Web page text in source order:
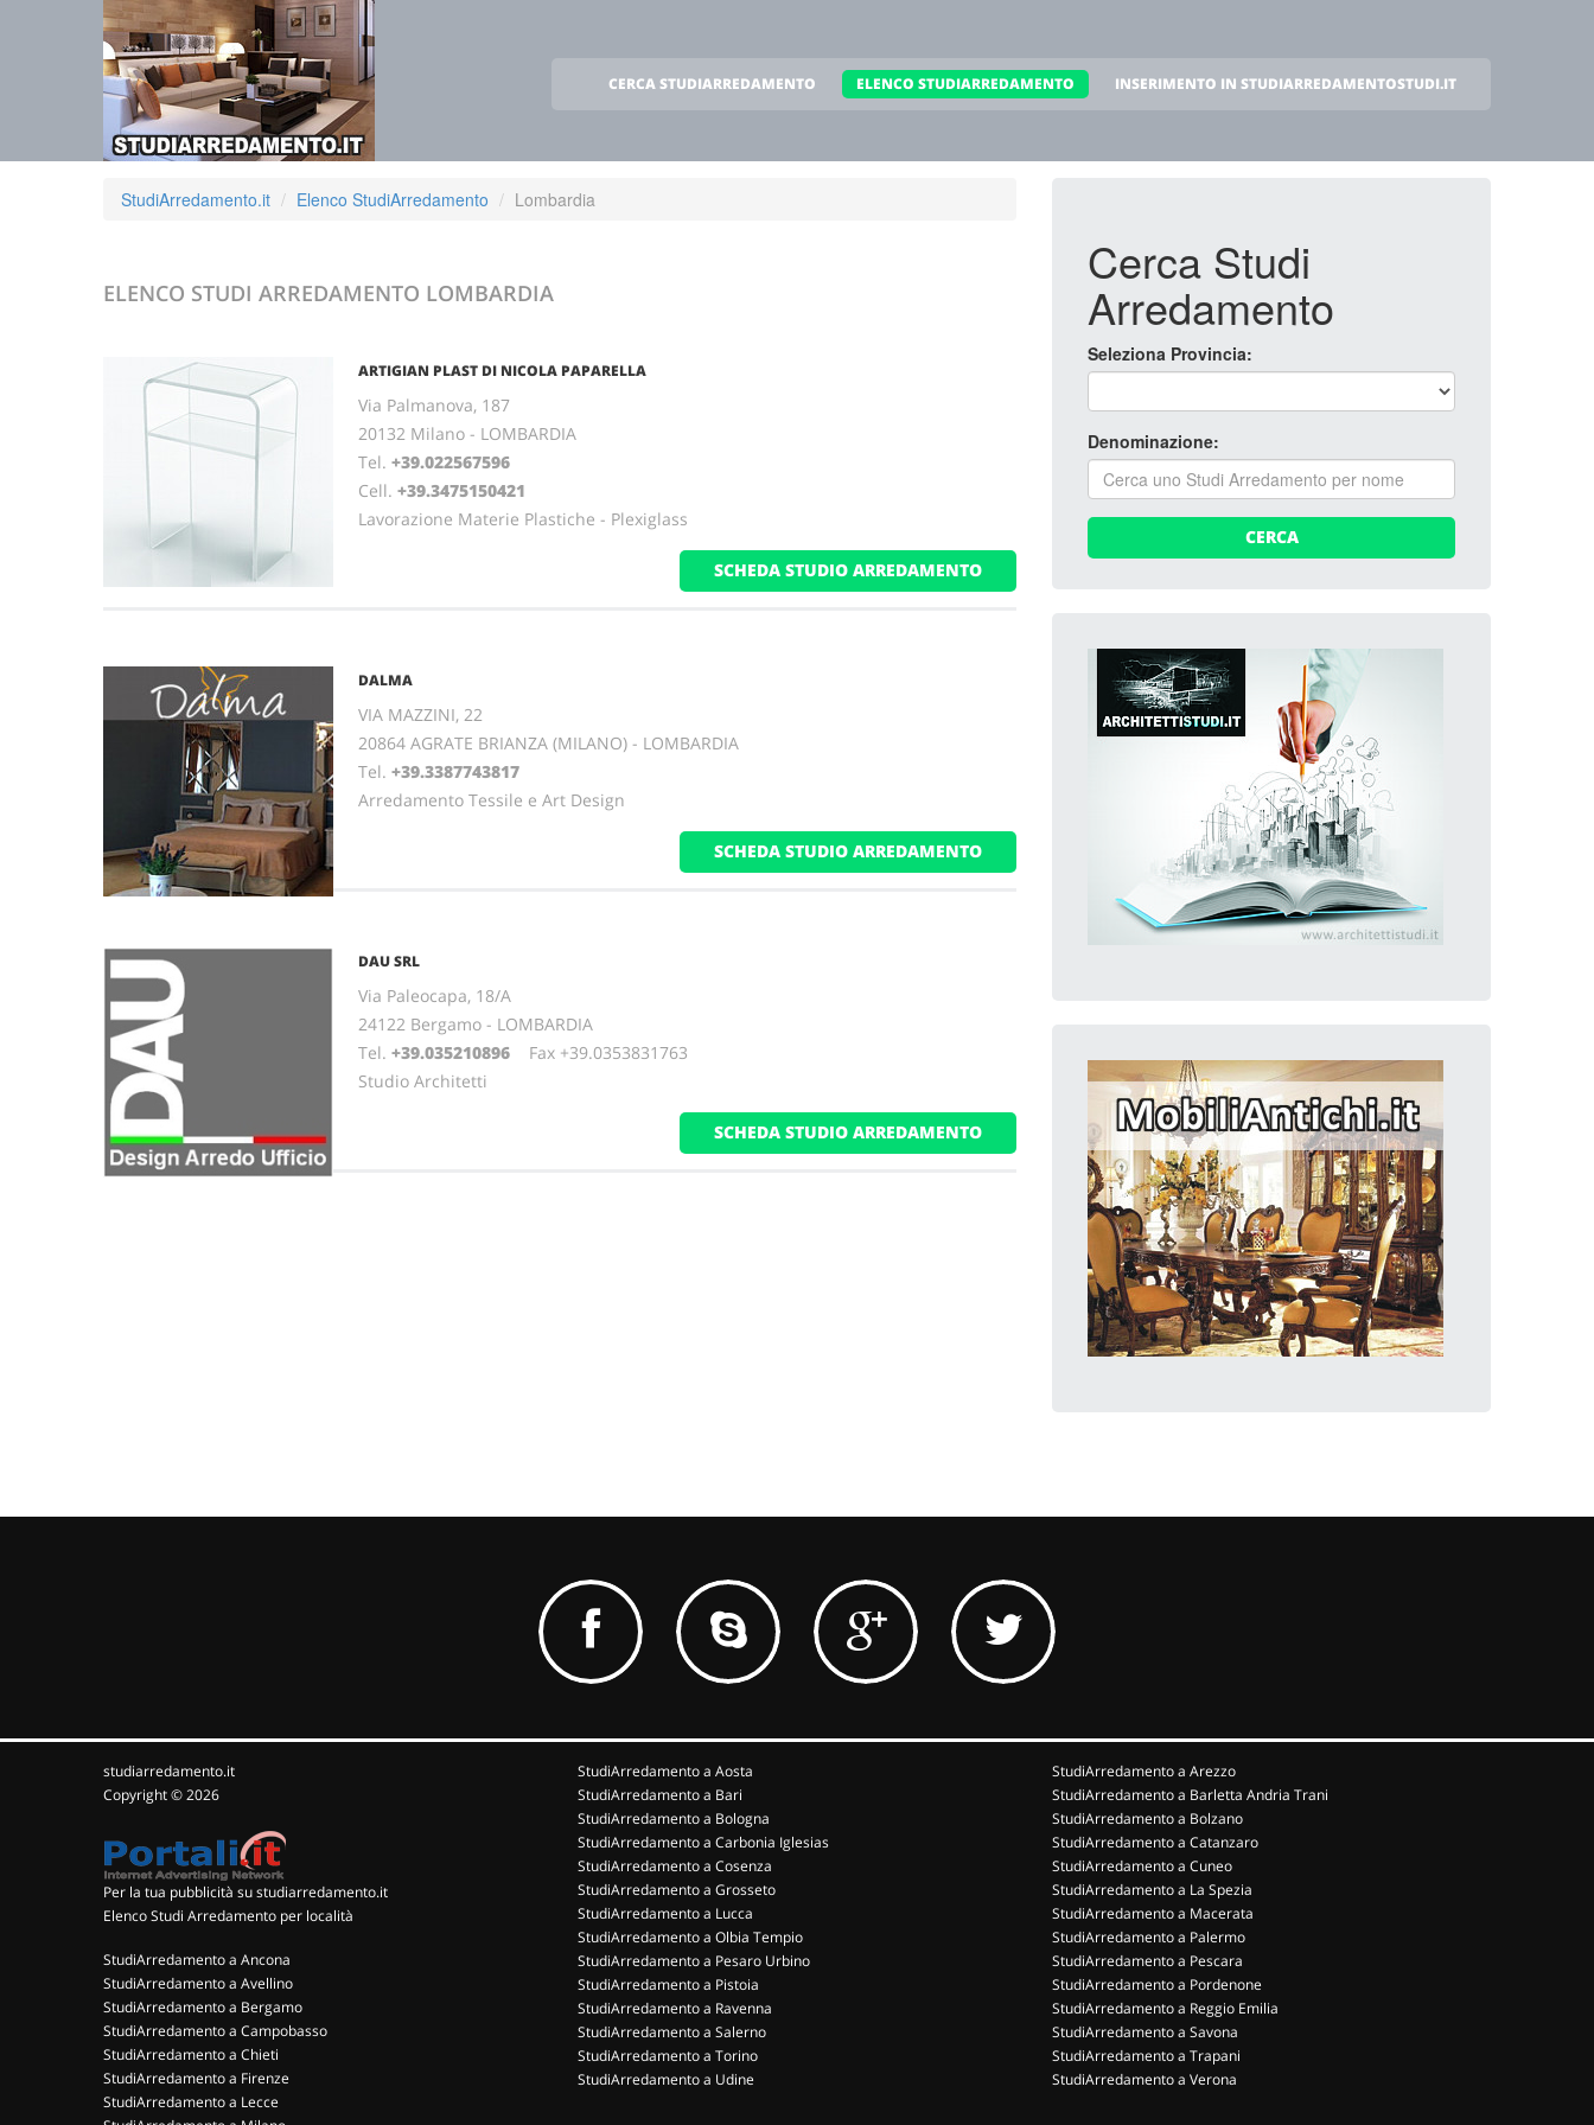
CERCA STUDIARREDAMENTO ELENCO STUDIARREDAMENTO INSERIMENTO IN STUDIARREDAMENTOSTUDI.IT
StudiArredamento.it Elenco StudiArredamento Lombardia
ELENCO STUDI ARREDAMENTO LOMBARDIA
ARTIGIAN PLAST DI NICOLA PAPARELLA
Via Palmanova, 187
20132 Milano - LOMBARDIA
Tel. +39.022567596
Cell. +39.3475150421
Lavorazione Materie Plastiche - Plexiglass
SCHEDA STUDIO ARREDAMENTO
DALMA
VIA MAZZINI, 22
20864 AGRATE BRIANZA (MILANO) - LOMBARDIA
Tel. +39.3387743817
Arredamento Tessile e Art Design
SCHEDA STUDIO ARREDAMENTO
DAU SRL
Via Paleocapa, 18/A
24122 Bergamo - LOMBARDIA
Tel. +39.035210896 Fax +39.0353831763
Studio Architetti
SCHEDA STUDIO ARREDAMENTO
Cerca Studi
Arredamento
Seleziona Provincia:
Denominazione:
CERCA
studiarredamento.it
Copyright © 2026
Per la tua pubblicità su studiarredamento.it
Elenco Studi Arredamento per località
StudiArredamento a Ancona
StudiArredamento a Avellino
StudiArredamento a Bergamo
StudiArredamento a Campobasso
StudiArredamento a Chieti
StudiArredamento a Firenze
StudiArredamento a Lecce
StudiArredamento a Aosta
StudiArredamento a Bari
StudiArredamento a Bologna
StudiArredamento a Carbonia Iglesias
StudiArredamento a Cosenza
StudiArredamento a Grosseto
StudiArredamento a Lucca
StudiArredamento a Olbia Tempio
StudiArredamento a Pesaro Urbino
StudiArredamento a Pistoia
StudiArredamento a Ravenna
StudiArredamento a Salerno
StudiArredamento a Torino
StudiArredamento a Udine
StudiArredamento a Arezzo
StudiArredamento a Barletta Andria Trani
StudiArredamento a Bolzano
StudiArredamento a Catanzaro
StudiArredamento a Cuneo
StudiArredamento a La Spezia
StudiArredamento a Macerata
StudiArredamento a Palermo
StudiArredamento a Pescara
StudiArredamento a Pordenone
StudiArredamento a Reggio Emilia
StudiArredamento a Savona
StudiArredamento a Trapani
StudiArredamento a Verona